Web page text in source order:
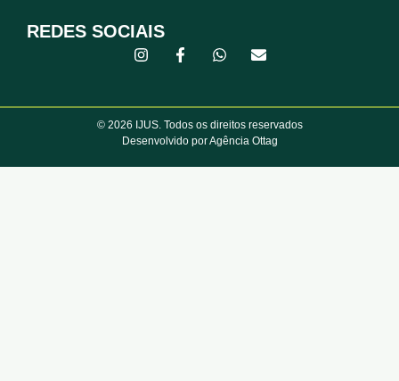
REDES SOCIAIS
© 2026 IJUS. Todos os direitos reservados
Desenvolvido por Agência Ottag